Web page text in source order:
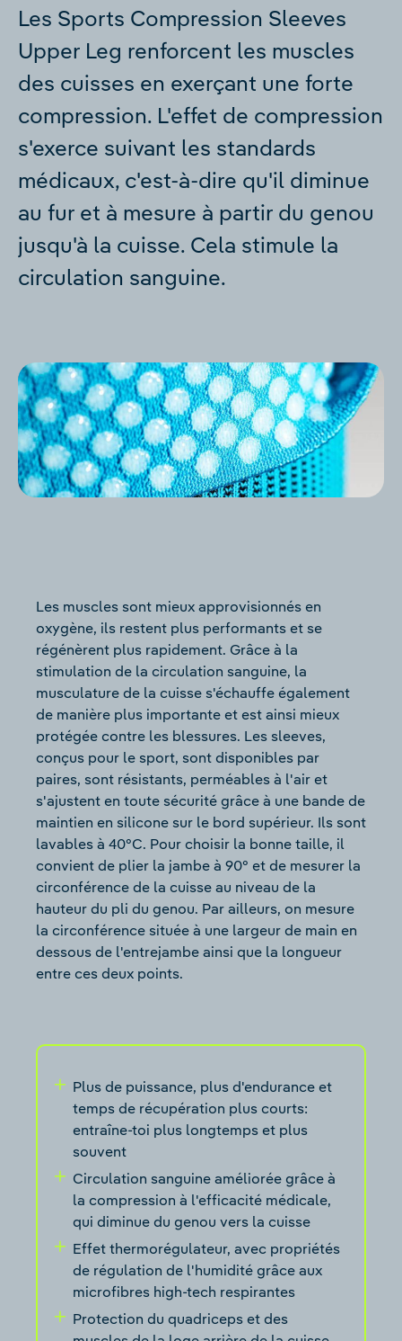
Les Sports Compression Sleeves
Upper Leg renforcent les muscles
des cuisses en exerçant une forte
compression. L'effet de compression
s'exerce suivant les standards
médicaux, c'est-à-dire qu'il diminue
au fur et à mesure à partir du genou
jusqu'à la cuisse. Cela stimule la
circulation sanguine.
Les muscles sont mieux approvisionnés en
oxygène, ils restent plus performants et se
régénèrent plus rapidement. Grâce à la
stimulation de la circulation sanguine, la
musculature de la cuisse s'échauffe également
de manière plus importante et est ainsi mieux
protégée contre les blessures. Les sleeves,
conçus pour le sport, sont disponibles par
paires, sont résistants, perméables à l'air et
s'ajustent en toute sécurité grâce à une bande de
maintien en silicone sur le bord supérieur. Ils sont
lavables à 40°C. Pour choisir la bonne taille, il
convient de plier la jambe à 90° et de mesurer la
circonférence de la cuisse au niveau de la
hauteur du pli du genou. Par ailleurs, on mesure
la circonférence située à une largeur de main en
dessous de l'entrejambe ainsi que la longueur
entre ces deux points.
Plus de puissance, plus d'endurance et
temps de récupération plus courts:
entraîne-toi plus longtemps et plus
souvent
Circulation sanguine améliorée grâce à
la compression à l'efficacité médicale,
qui diminue du genou vers la cuisse
Effet thermorégulateur, avec propriétés
de régulation de l'humidité grâce aux
microfibres high-tech respirantes
Protection du quadriceps et des